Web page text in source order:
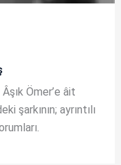
Ömer’e âit
şarkının; ayrıntılı